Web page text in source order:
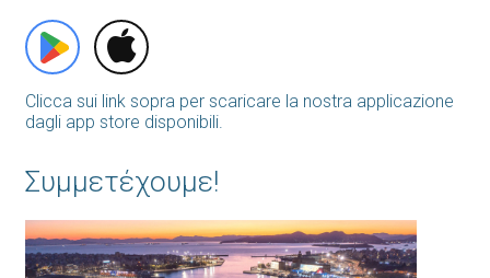
Clicca sui link sopra per scaricare la nostra applicazione
dagli app store disponibili.
Συμμετέχουμε!